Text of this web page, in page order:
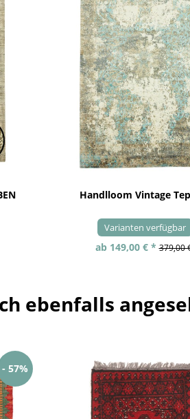
Handlloom Vintage
Varianten verfügbar
ab 149,00 € * 379,00
ebenfalls
- 57%